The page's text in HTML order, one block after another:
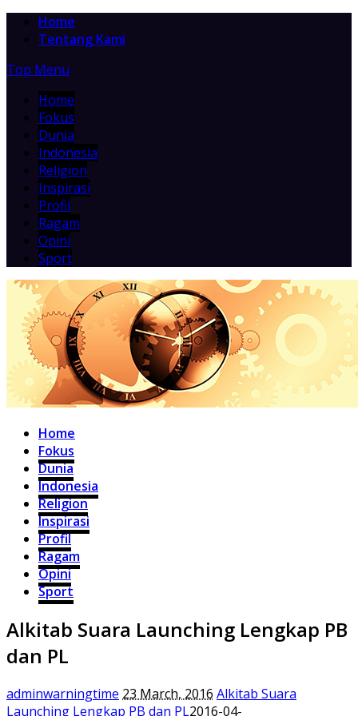
Home
Tentang Kami
Top Menu
Home
Fokus
Dunia
Indonesia
Religion
Inspirasi
Profil
Ragam
Opini
Sport
Home
Fokus
Dunia
Indonesia
Religion
Inspirasi
Profil
Ragam
Opini
Sport
Alkitab Suara Launching Lengkap PB
dan PL
adminwarningtime 23 March, 2016 Alkitab Suara
Launching Lengkap PB dan PL2016-04-